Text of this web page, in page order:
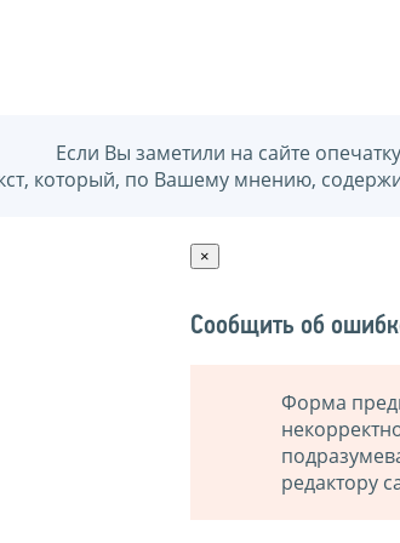
Если Вы заметили на сайте
который, по Вашему мнению,
×
Сообщить об
Форма
редактору